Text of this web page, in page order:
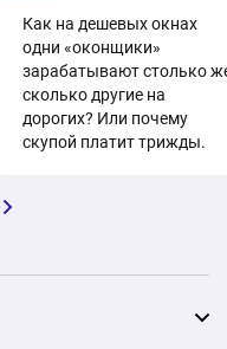
Как на дешевых окнах
одни «оконщики»
зарабатывают столько
сколько другие на
дорогих? Или почему
скупой платит трижды.